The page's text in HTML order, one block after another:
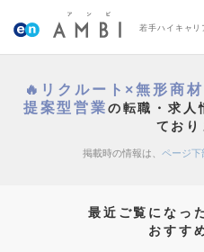
若手ハイキャリ
🔥リクルート×無形商
提案型営業の転職・求人
ており
掲載時の情報は、 ページ下
最近ご覧になっ
おすす